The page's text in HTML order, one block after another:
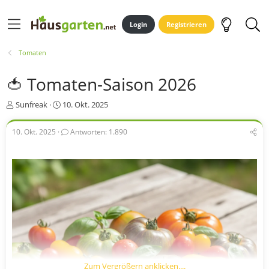
Login Registrieren
Tomaten
🍅 Tomaten-Saison 2026
E
t
l
r
Sunfreak
E
t
l
l
t
m
10. Okt. 2025
10. Okt. 2025 Antworten: 1.890
Zum Vergrößern anklicken....